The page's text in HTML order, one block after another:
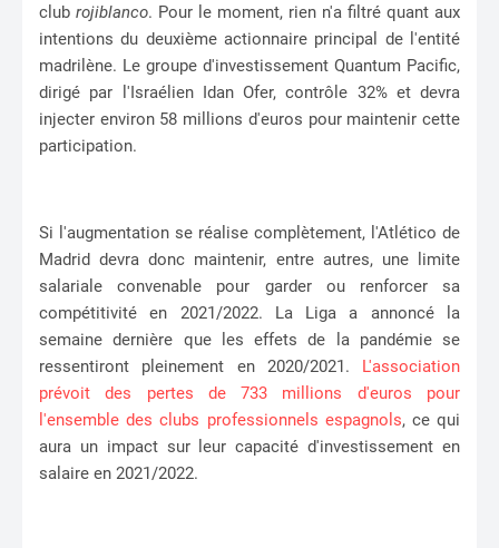
club rojiblanco. Pour le moment, rien n'a filtré quant aux
intentions du deuxième actionnaire principal de l'entité
madrilène. Le groupe d'investissement Quantum Pacific,
dirigé par l'Israélien Idan Ofer, contrôle 32% et devra
injecter environ 58 millions d'euros pour maintenir cette
participation.
Si l'augmentation se réalise complètement, l'Atlético de
Madrid devra donc maintenir, entre autres, une limite
salariale convenable pour garder ou renforcer sa
compétitivité en 2021/2022. La Liga a annoncé la
semaine dernière que les effets de la pandémie se
ressentiront pleinement en 2020/2021. L'association
prévoit des pertes de 733 millions d'euros pour
l'ensemble des clubs professionnels espagnols, ce qui
aura un impact sur leur capacité d'investissement en
salaire en 2021/2022.